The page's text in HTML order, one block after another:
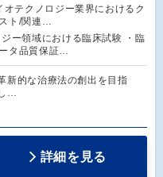
オテクノロジー業界におけるク
ト/関連…
ー領域における臨床試験 ・臨
タ品質保証…
新的な治療法の創出を目指
…
詳細を見る